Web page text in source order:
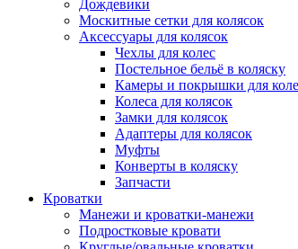
Дождевики
Москитные сетки для колясок
Аксессуары для колясок
Чехлы для колес
Постельное бельё в коляску
Камеры и покрышки для
Колеса для колясок
Замки для колясок
Адаптеры для колясок
Муфты
Конверты в коляску
Запчасти
Кроватки
Манежи и кроватки-манежи
Подростковые кровати